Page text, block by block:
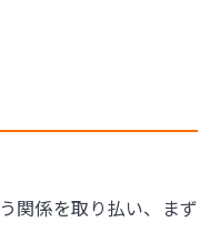
関係を取り払い、まず